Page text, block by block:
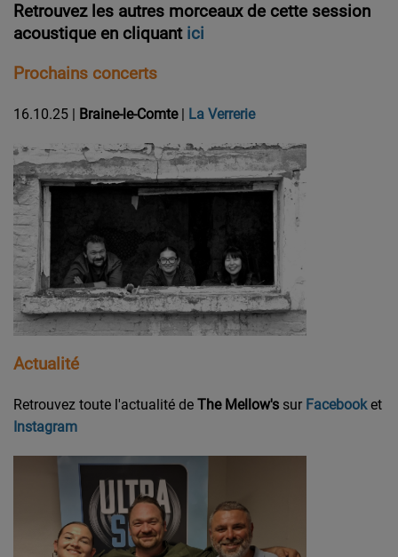
Retrouvez les autres morceaux de cette session
acoustique en cliquant ici
Prochains concerts
16.10.25 | Braine-le-Comte | La Verrerie
Actualité
Retrouvez toute l'actualité de The Mellow's sur Facebooket
Instagram